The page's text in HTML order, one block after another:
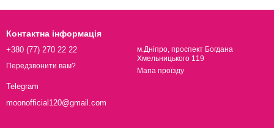
Контактна інформація
+380 (77) 270 22 22
Передзвонити вам?
Telegram
moonofficial120@gmail.com
м.Дніпро, проспект Богдана
Хмельницького 119
Мапа проїзду